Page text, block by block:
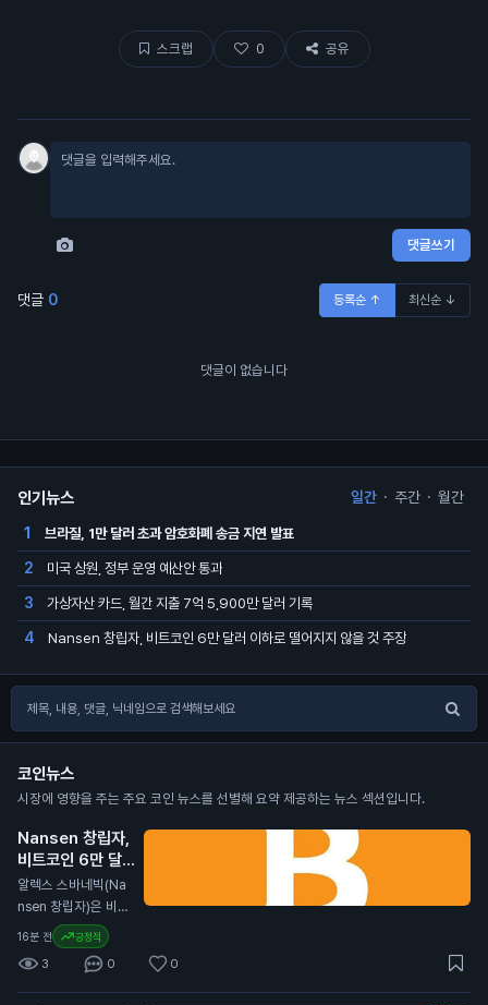
스크랩 0 공유
댓글쓰기
댓글 0 등록순 ↑ 최신순 ↓
댓글이 없습니다
인기뉴스 일간 · 주간 · 월간
1 브라질, 1만 달러 초과 암호화폐 송금 지연 발표
2 미국 상원, 정부 운영 예산안 통과
3 가상자산 카드, 월간 지출 7억 5,900만 달러 기록
4 Nansen 창립자, 비트코인 6만 달러 이하로 떨어지지 않을 것 주장
코인뉴스
시장에 영향을 주는 주요 코인 뉴스를 선별해 요약 제공하는 뉴스 섹션입니다.
Nansen 창립자,
비트코인 6만 달러
이하로 떨어지지 않
을 것 주장
N
알렉스 스바네빅(Na
nsen 창립자)은 비트
코인이 다시는 6만 달
러(약 8,000만 원)
이하로 떨어지지 않을
것이라고 주장했습니
16분 전 긍정적
3 0 0